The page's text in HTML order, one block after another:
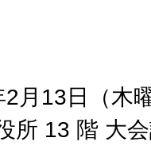
月13日（木
所 13 階 大